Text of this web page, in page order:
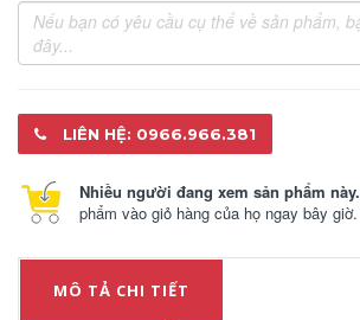
LIÊN HỆ: 0966.966.381
Nhiều người đang xem sản phẩm này.
phẩm vào giỏ hàng của họ ngay bây giờ.
MÔ TẢ CHI TIẾT